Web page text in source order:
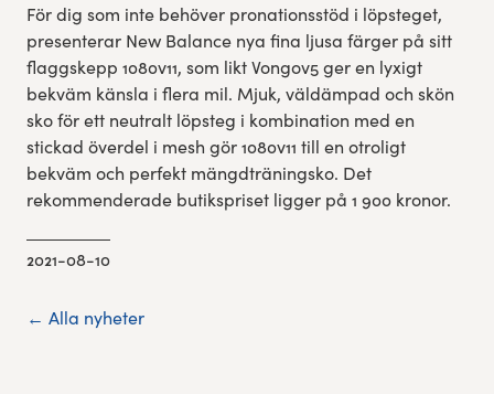
För dig som inte behöver pronationsstöd i löpsteget,
presenterar New Balance nya fina ljusa färger på sitt
flaggskepp 1080v11, som likt Vongov5 ger en lyxigt
bekväm känsla i flera mil. Mjuk, väldämpad och skön
sko för ett neutralt löpsteg i kombination med en
stickad överdel i mesh gör 1080v11 till en otroligt
bekväm och perfekt mängdträningsko. Det
rekommenderade butikspriset ligger på 1 900 kronor.
2021-08-10
← Alla nyheter